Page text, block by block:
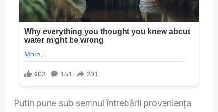
Putin pune sub semnul întrebării proveniența